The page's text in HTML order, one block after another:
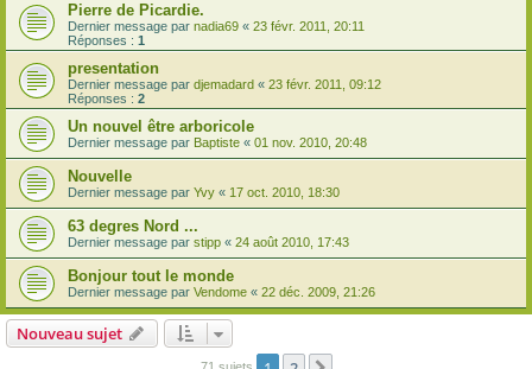
Pierre de Picardie.
Dernier message par nadia69 « 23 févr. 2011, 20:11
Réponses : 1
presentation
Dernier message par djemadard « 23 févr. 2011, 09:12
Réponses : 2
Un nouvel être arboricole
Dernier message par Baptiste « 01 nov. 2010, 20:48
Nouvelle
Dernier message par Yvy « 17 oct. 2010, 18:30
63 degres Nord ...
Dernier message par stipp « 24 août 2010, 17:43
Bonjour tout le monde
Dernier message par Vendome « 22 déc. 2009, 21:26
Nouveau sujet